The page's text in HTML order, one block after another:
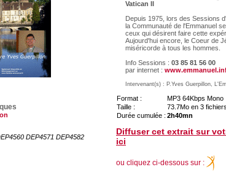
DEP4571 DEP4582
Vatican II
Depuis 1975, lors des Sessions
la Communauté de l'Emmanuel
ceux qui désirent faire cette
Aujourd'hui encore, le Coeur de
miséricorde à tous les hommes.
Info Sessions : 03 85 81 56 00
par internet :
Intervenant(s) : P.Yves Guerpillon,
Format :
MP3 64Kbps Mono
Taille :
73.7Mo en 3 fichiers
Durée cumulée : 2h40mn
Diffuser cet extrait sur
ici
ou cliquez ci-dessous sur :